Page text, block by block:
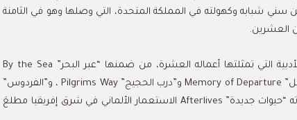
من سني شبابه وكهولته في المملكة المتحدة، التي وصلها وهو في الثامنة
العشرين.
يستمد الروائي قرنح من تجاربه الشخصية مادته الأدبية التي تمثلتها أعماله العشرة، من ضمنها “عبر البحر” By the Sea
و”تعظيم الصمت” Admiring Silence و”ذاكرة الرحيل” Memory of Departure و”درب الحجيج” Pilgrims Way ، و”الفردوس”
Paradise التي رشحتْ لجائزة البوكر. تناولت آخر رواياته “حيوات جديدة” Afterlives الاستعمار الألماني في شرق إفريقيا مطلعَ